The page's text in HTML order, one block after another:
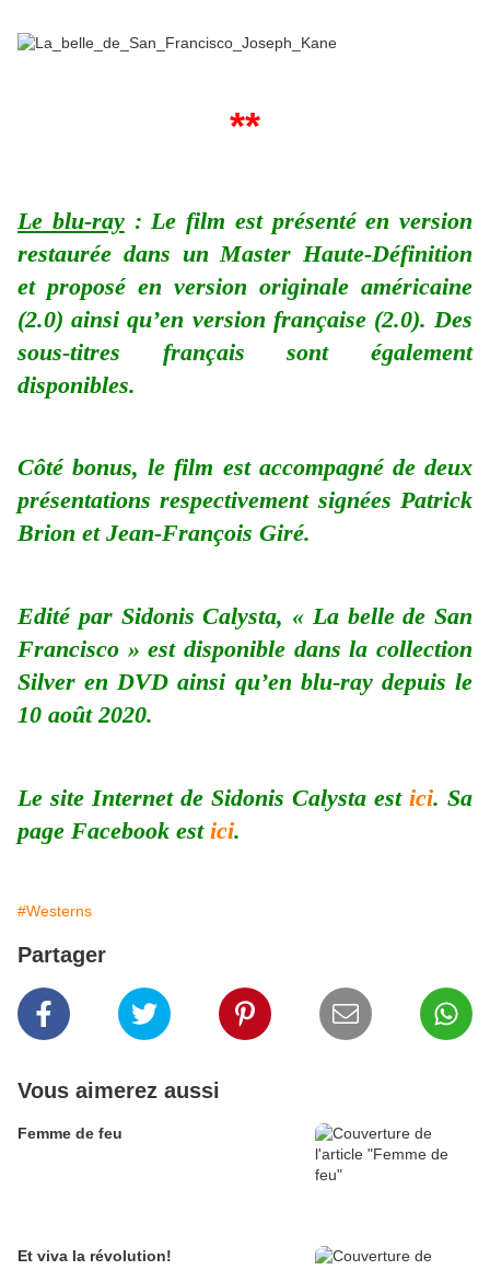
**
Le blu-ray: Le film est présenté en version
restaurée dans un Master Haute-Définition
et proposé en version originale américaine
(2.0) ainsi qu’en version française (2.0). Des
sous-titres français sont également
disponibles.
Côté bonus, le film est accompagné de deux
présentations respectivement signées Patrick
Brion et Jean-François Giré.
Edité par Sidonis Calysta, « La belle de San
Francisco » est disponible dans la collection
Silver en DVD ainsi qu’en blu-ray depuis le
10 août 2020.
Le site Internet de Sidonis Calysta est ici. Sa
page Facebook est ici.
#Westerns
Partager
Vous aimerez aussi
Femme de feu
Et viva la révolution!